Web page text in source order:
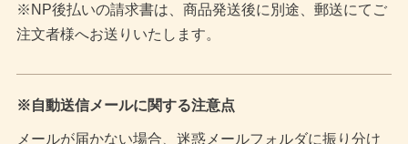
※NP後払いの請求書は、商品発送後に別途、郵送にてご
注文者様へお送りいたします。
※自動送信メールに関する注意点
メールが届かない場合、迷惑メールフォルダに振り分け